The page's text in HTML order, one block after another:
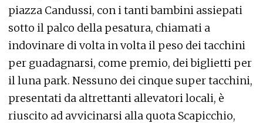
piazza Candussi, con i tanti bambini assiepati
sotto il palco della pesatura, chiamati a
indovinare di volta in volta il peso dei tacchini
per guadagnarsi, come premio, dei biglietti per
il luna park. Nessuno dei cinque super tacchini,
presentati da altrettanti allevatori locali, è
riuscito ad avvicinarsi alla quota Scapicchio,